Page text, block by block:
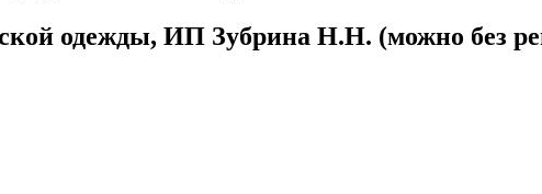
одежды, ИП Зубрина Н.Н. (можно без